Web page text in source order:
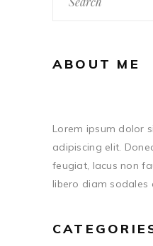
ABOUT ME
Lorem ipsum dolor
adipiscing elit.
feugiat, lacus non
libero diam sodales